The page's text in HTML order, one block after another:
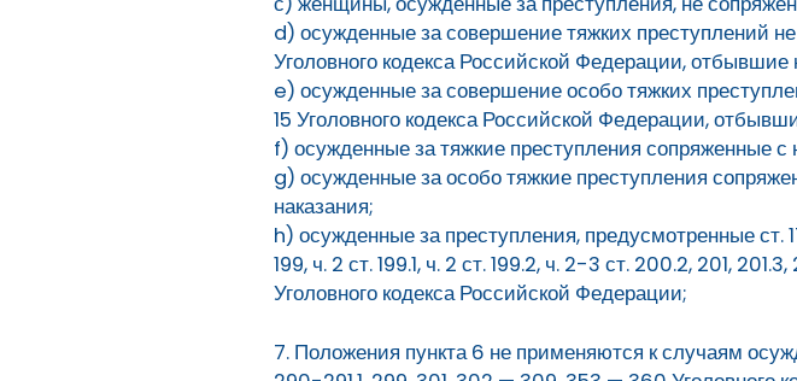
d) осужденные за совершение тяжких преступлений
Уголовного кодекса Российской Федерации, отбывшие
e) осужденные за совершение особо тяжких
15 Уголовного кодекса Российской Федерации,
f) осужденные за тяжкие преступления сопряженные
g) осужденные за особо тяжкие преступления
наказания;
h) осужденные за преступления, предусмотренные ст.
199, ч. 2 ст. 199.1, ч. 2 ст. 199.2, ч. 2-3 ст. 200.2, 201,
Уголовного кодекса Российской Федерации;
7. Положения пункта 6 не применяются к случаям